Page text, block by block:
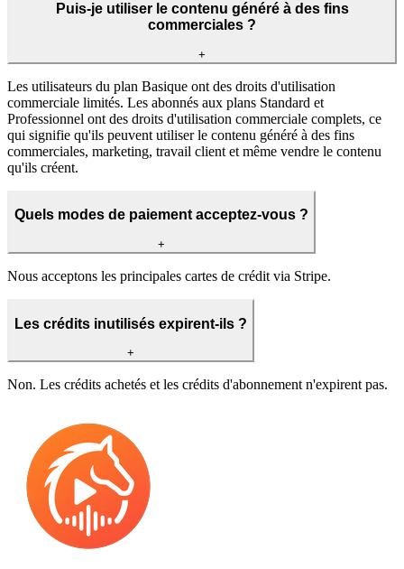
Puis-je utiliser le contenu généré à des fins
commerciales ?
+
Les utilisateurs du plan Basique ont des droits d'utilisation
commerciale limités. Les abonnés aux plans Standard et
Professionnel ont des droits d'utilisation commerciale complets, ce
qui signifie qu'ils peuvent utiliser le contenu généré à des fins
commerciales, marketing, travail client et même vendre le contenu
qu'ils créent.
Quels modes de paiement acceptez-vous ?
+
Nous acceptons les principales cartes de crédit via Stripe.
Les crédits inutilisés expirent-ils ?
+
Non. Les crédits achetés et les crédits d'abonnement n'expirent pas.